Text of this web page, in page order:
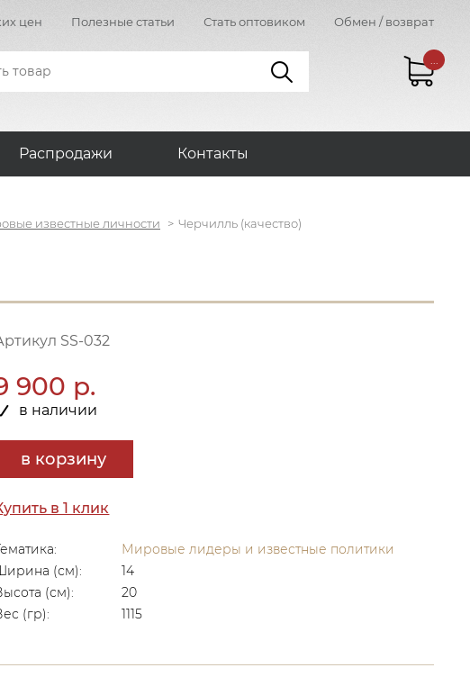
цен Полезные статьи Стать оптовиком Обмен / возврат
...
Распродажи Контакты
известные личности Черчилль (качество)
SS-032
900 р.
в наличии
в корзину
в 1 клик
Мировые лидеры и известные политики
(см):
14
(см):
20
(гр):
1115